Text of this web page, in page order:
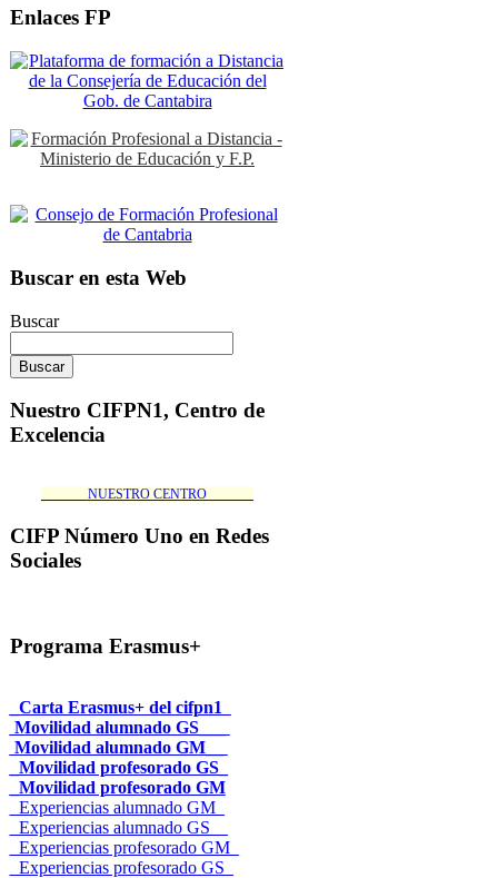
Enlaces FP
Buscar en esta Web
Buscar
Nuestro CIFPN1, Centro de
Excelencia
_______NUESTRO CENTRO_______
CIFP Número Uno en Redes
Sociales
Programa Erasmus+
_Carta Erasmus+ del cifpn1
Movilidad alumnado GS___
Movilidad alumnado GM__
_Movilidad profesorado GS_
_Movilidad profesorado GM
_Experiencias alumnado GM_
_Experiencias alumnado GS__
_Experiencias profesorado GM_
_Experiencias profesorado GS_